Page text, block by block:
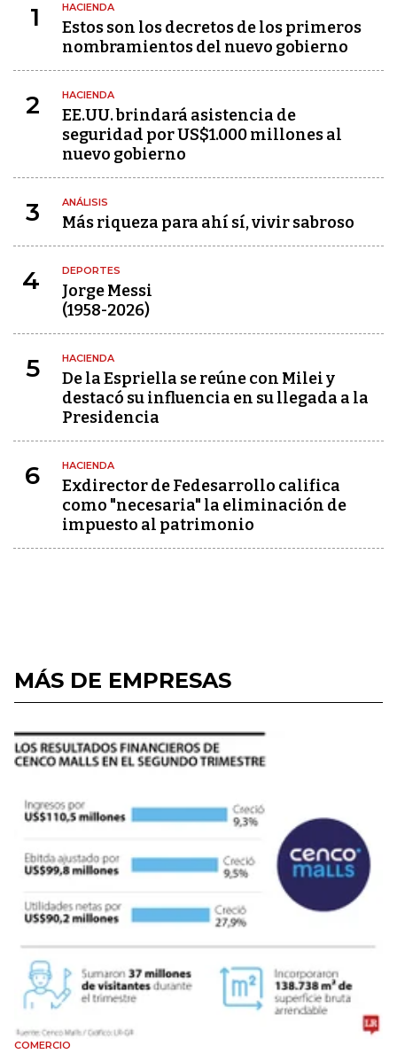
1 HACIENDA
Estos son los decretos de los primeros
nombramientos del nuevo gobierno
2 HACIENDA
EE.UU. brindará asistencia de
seguridad por US$1.000 millones al
nuevo gobierno
3 ANÁLISIS
Más riqueza para ahí sí, vivir sabroso
4 DEPORTES
Jorge Messi
(1958-2026)
5 HACIENDA
De la Espriella se reúne con Milei y
destacó su influencia en su llegada a la
Presidencia
6 HACIENDA
Exdirector de Fedesarrollo califica
como "necesaria" la eliminación de
impuesto al patrimonio
MÁS DE EMPRESAS
COMERCIO